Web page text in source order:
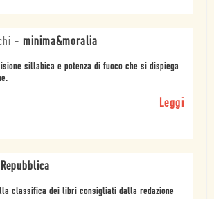
- minima&moralia
sillabica e potenza di fuoco che si dispiega
Leggi
classifica dei libri consigliati dalla redazione